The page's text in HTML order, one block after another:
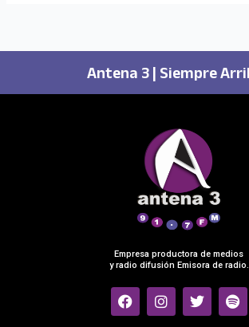
Antena 3 | Siempre
Empresa productora de medios
y radio difusión Emisora de radio.
F
a
I
n
T
w
S
p